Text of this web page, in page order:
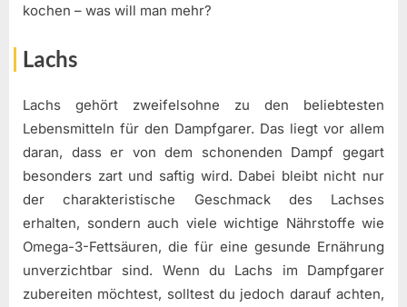
kochen – was will man mehr?
Lachs
Lachs gehört zweifelsohne zu den beliebtesten
Lebensmitteln für den Dampfgarer. Das liegt vor allem
daran, dass er von dem schonenden Dampf gegart
besonders zart und saftig wird. Dabei bleibt nicht nur
der charakteristische Geschmack des Lachses
erhalten, sondern auch viele wichtige Nährstoffe wie
Omega-3-Fettsäuren, die für eine gesunde Ernährung
unverzichtbar sind. Wenn du Lachs im Dampfgarer
zubereiten möchtest, solltest du jedoch darauf achten,